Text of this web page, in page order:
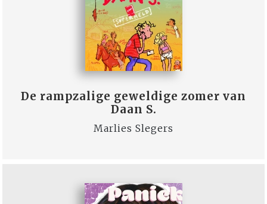
De rampzalige geweldige zomer van
Daan S.
Marlies Slegers